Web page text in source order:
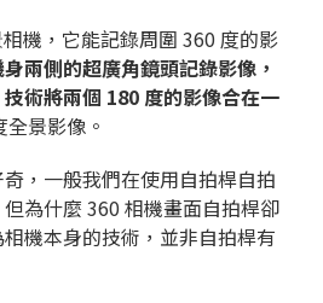
機，它能記錄周圍 360 度的影
兩側的超廣角鏡頭記錄影像，
術將兩個 180 度的影像合在一
全景影像。
，一般我們在使用自拍桿自拍
為什麼 360 相機畫面自拍桿卻
機本身的技術，並非自拍桿有